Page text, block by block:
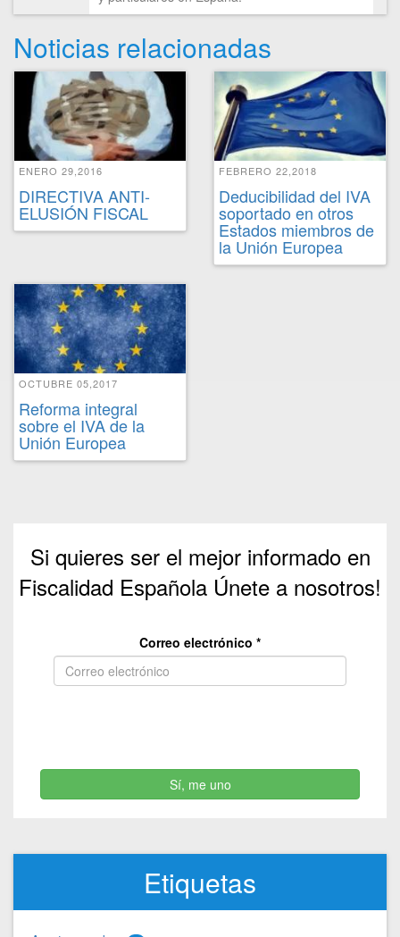
Noticias relacionadas
ENERO 29,2016
DIRECTIVA ANTI-
ELUSIÓN FISCAL
FEBRERO 22,2018
Deducibilidad del IVA
soportado en otros
Estados miembros de
la Unión Europea
OCTUBRE 05,2017
Reforma integral
sobre el IVA de la
Unión Europea
Si quieres ser el mejor informado en
Fiscalidad Española Únete a nosotros!
Correo electrónico *
Sí, me uno
Etiquetas